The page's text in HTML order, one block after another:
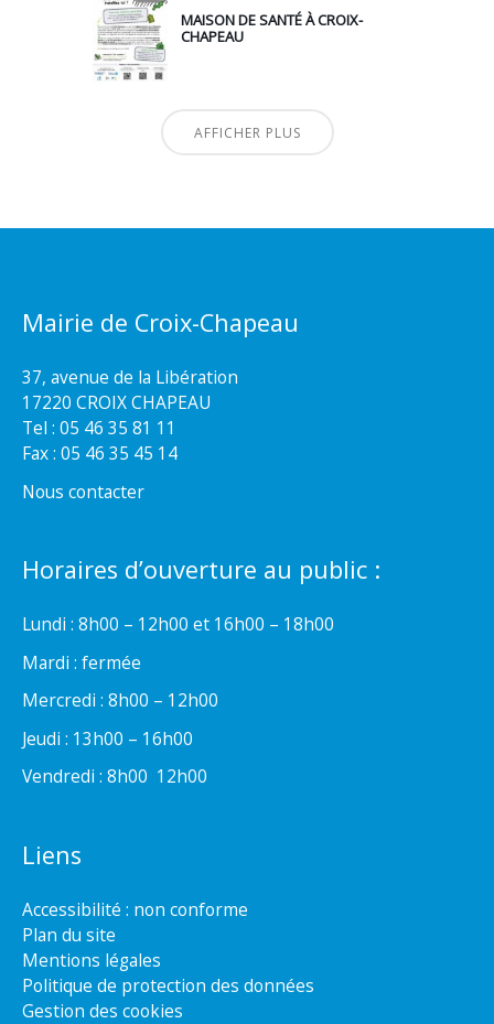
MAISON DE SANTÉ À CROIX-
CHAPEAU
AFFICHER PLUS
Mairie de Croix-Chapeau
37, avenue de la Libération
17220 CROIX CHAPEAU
Tel : 05 46 35 81 11
Fax : 05 46 35 45 14
Nous contacter
Horaires d’ouverture au public :
Lundi : 8h00 – 12h00 et 16h00 – 18h00
Mardi : fermée
Mercredi : 8h00 – 12h00
Jeudi : 13h00 – 16h00
Vendredi : 8h00  12h00
Liens
Accessibilité : non conforme
Plan du site
Mentions légales
Politique de protection des données
Gestion des cookies